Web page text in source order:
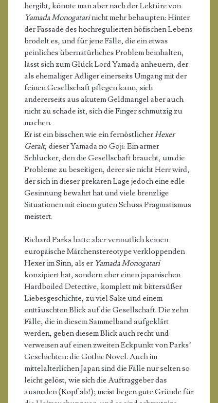
hergibt, könnte man aber nach der Lektüre von
Yamada Monogatarinicht mehr behaupten: Hinter
der Fassade des hochregulierten höfischen Lebens
brodelt es, und für jene Fälle, die ein etwas
peinliches übernatürliches Problem beinhalten,
lässt sich zum Glück Lord Yamada anheuern, der
als ehemaliger Adliger einerseits Umgang mit der
feinen Gesellschaft pflegen kann, sich
andererseits aus akutem Geldmangel aber auch
nicht zu schade ist, sich die Finger schmutzig zu
machen.
Er ist ein bisschen wie ein fernöstlicherHexer
Geralt, dieser Yamada no Goji: Ein armer
Schlucker, den die Gesellschaft braucht, um die
Probleme zu beseitigen, derer sie nicht Herr wird,
der sich in dieser prekären Lage jedoch eine edle
Gesinnung bewahrt hat und viele brenzlige
Situationen mit einem guten Schuss Pragmatismus
meistert.
Richard Parks hatte aber vermutlich keinen
europäische Märchenstereotype verkloppenden
Hexer im Sinn, als er Yamada Monogatari
konzipiert hat, sondern eher einen japanischen
Hardboiled Detective, komplett mit bittersüßer
Liebesgeschichte, zu viel Sake und einem
enttäuschten Blick auf die Gesellschaft. Die zehn
Fälle, die in diesem Sammelband aufgeklärt
werden, geben diesem Blick auch recht und
verweisen auf einen zweiten Eckpunkt von Parks’
Geschichten: die Gothic Novel. Auch im
mittelalterlichen Japan sind die Fälle nur selten so
leicht gelöst, wie sich die Auftraggeber das
ausmalen (Kopf ab!); meist liegen gute Gründe für